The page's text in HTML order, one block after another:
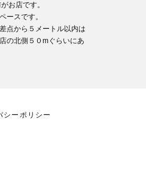
お店です。
ースです。
点から５メートル以内は
の北側５０mぐらいにあ
シーポリシー